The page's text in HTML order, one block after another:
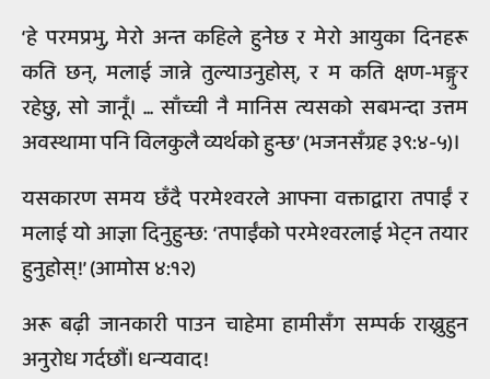
‘हे परमप्रभु, मेरो अन्त कहिले हुनेछ र मेरो आयुका दिनहरू
कति छन्, मलाई जान्ने तुल्याउनुहोस्, र म कति क्षण-भङ्गुर
रहेछु, सो जानूँ। ... साँच्ची नै मानिस त्यसको सबभन्दा उत्तम
अवस्थामा पनि विलकुलै व्यर्थको हुन्छ’ (भजनसँग्रह ३९:४-५)।
यसकारण समय छँदै परमेश्‍वरले आफ्ना वक्ताद्वारा तपाईं र
मलाई यो आज्ञा दिनुहुन्छ: ‘तपाईंको परमेश्‍वरलाई भेट्न तयार
हुनुहोस्!’ (आमोस ४:१२)
अरू बढ़ी जानकारी पाउन चाहेमा हामीसँग सम्पर्क राख्नुहुन
अनुरोध गर्दछौं। धन्‍यवाद!